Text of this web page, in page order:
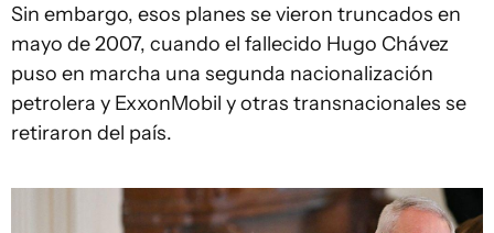
Sin embargo, esos planes se vieron truncados en
mayo de 2007, cuando el fallecido Hugo Chávez
puso en marcha una segunda nacionalización
petrolera y ExxonMobil y otras transnacionales se
retiraron del país.